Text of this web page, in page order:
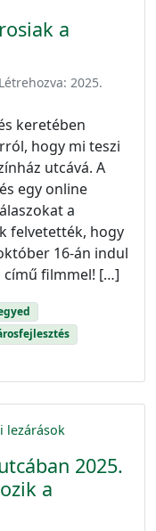
a
2025.
keretében
hogy mi teszi
utcává. A
egy online
a
felvetették, hogy
16-án indul
című filmmel! […]
lezárások
2025.
a